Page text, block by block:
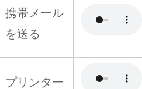
携帯メール
を送る
プリンター